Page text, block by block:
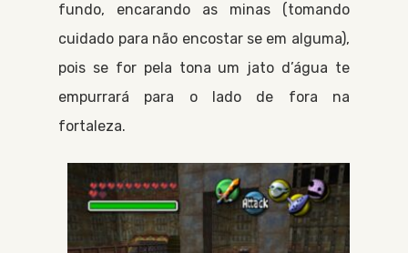
fundo, encarando as minas (tomando
cuidado para não encostar se em alguma),
pois se for pela tona um jato d’água te
empurrará para o lado de fora na
fortaleza.